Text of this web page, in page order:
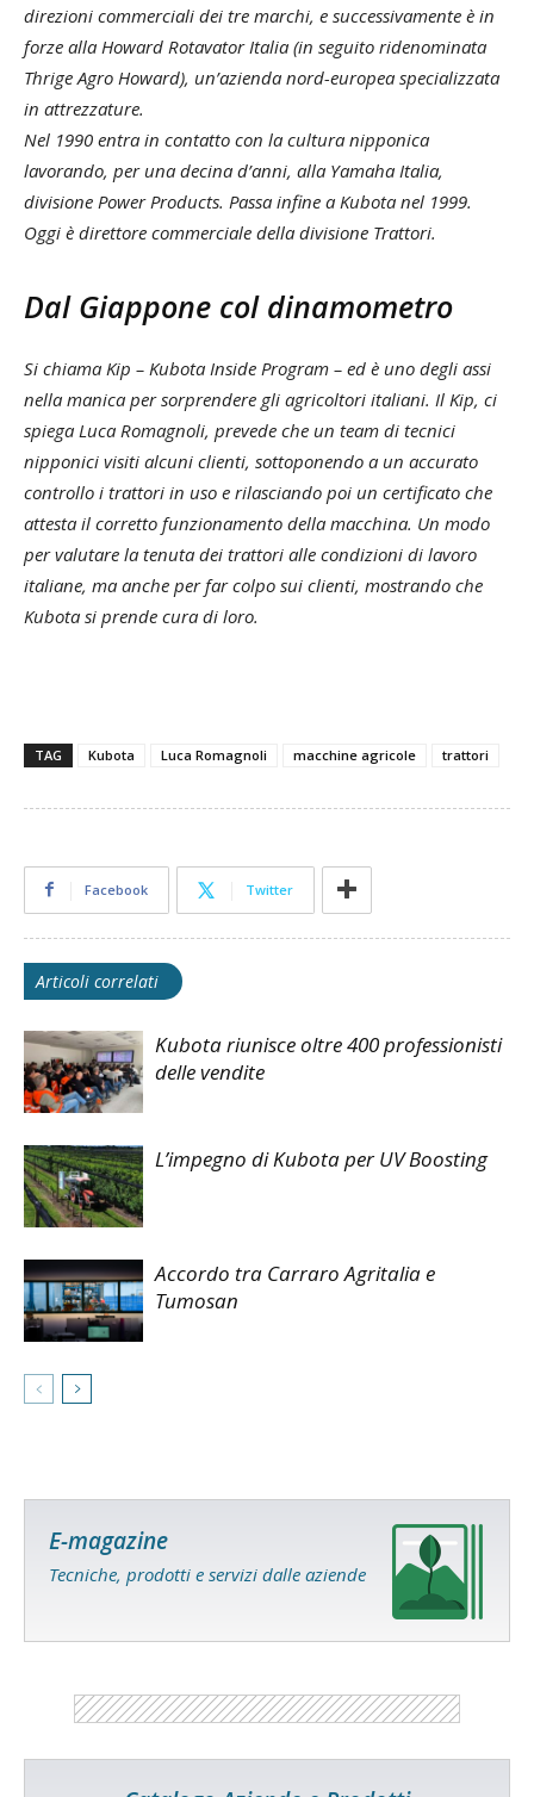
direzioni commerciali dei tre marchi, e successivamente è in
forze alla Howard Rotavator Italia (in seguito ridenominata
Thrige Agro Howard), un’azienda nord-europea specializzata
in attrezzature.
Nel 1990 entra in contatto con la cultura nipponica
lavorando, per una decina d’anni, alla Yamaha Italia,
divisione Power Products. Passa infine a Kubota nel 1999.
Oggi è direttore commerciale della divisione Trattori.
Dal Giappone col dinamometro
Si chiama Kip – Kubota Inside Program – ed è uno degli assi
nella manica per sorprendere gli agricoltori italiani. Il Kip, ci
spiega Luca Romagnoli, prevede che un team di tecnici
nipponici visiti alcuni clienti, sottoponendo a un accurato
controllo i trattori in uso e rilasciando poi un certificato che
attesta il corretto funzionamento della macchina. Un modo
per valutare la tenuta dei trattori alle condizioni di lavoro
italiane, ma anche per far colpo sui clienti, mostrando che
Kubota si prende cura di loro.
TAG Kubota Luca Romagnoli macchine agricole trattori
Facebook Twitter
Articoli correlati
Kubota riunisce oltre 400 professionisti
delle vendite
L’impegno di Kubota per UV Boosting
Accordo tra Carraro Agritalia e
Tumosan
E-magazine
Tecniche, prodotti e servizi dalle aziende